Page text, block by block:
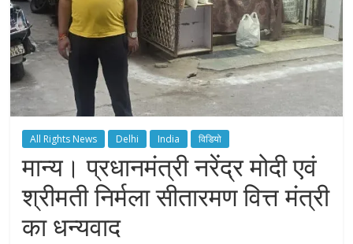
All Rights News Delhi India विडियो
मान्य। प्रधानमंत्री नरेंद्र मोदी एवं
श्रीमती निर्मला सीतारमण वित्त मंत्री
का धन्यवाद